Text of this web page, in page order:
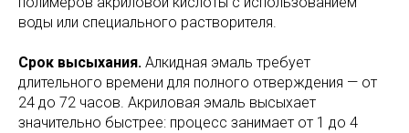
воды или специального растворителя.
Срок высыхания. Алкидная эмаль требует
длительного времени для полного отверждения — от
24 до 72 часов. Акриловая эмаль высыхает
значительно быстрее: процесс занимает от 1 до 4